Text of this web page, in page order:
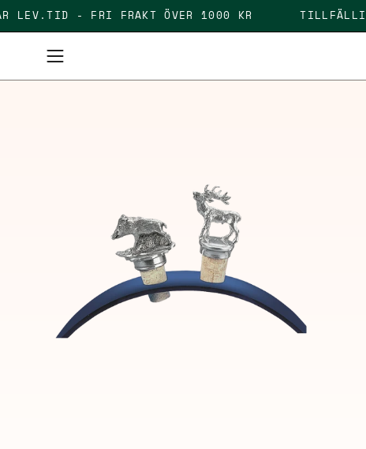
Skip
to
content
LEV.TID - FRI FRAKT ÖVER 1000 KR
Open
navigation